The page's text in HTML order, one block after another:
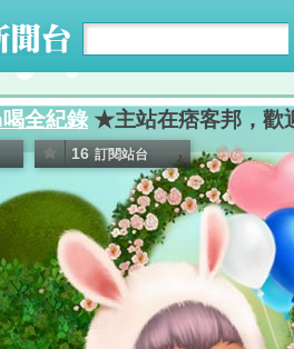
全紀錄 ★主站在痞客邦，歡
16 訂閱站台